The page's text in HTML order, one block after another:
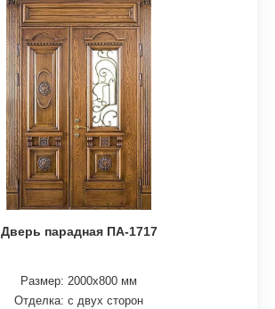
Дверь парадная ПА-1717
Размер: 2000х800 мм
Отделка: с двух сторон